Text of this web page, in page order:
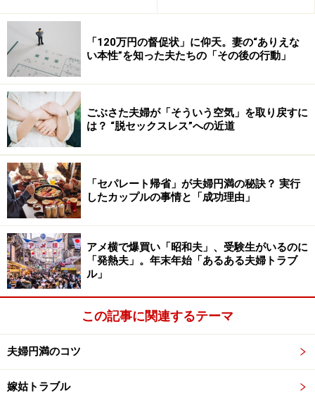
女性の性欲が40代に高まる理由
そもそも、性欲と男性ホルモン（特にテストステロン）
は密接な関係があり、男性ホルモンの分泌が高まると性
欲も高くなります。「オラオラ！ やるでーー！ やったる
でーー！」というヤル気物質なのです（セックスに限ら
ず）。
テストテロンの分泌は、男性においては10代後半でピー
クを迎え、その後はなだらかに下降していきます。男性
が加齢と共に性欲を失っていくのは、男性ホルモンの減
少も一因です。
性欲を司る男性ホルモンは、もちろん女性にも分泌され
ています。女性の場合は、20歳から40歳までテストテロ
ンの分泌が一定だといわれています。従って、20代、30
ロンより多いため、女性ホルモンの働きで、男性ホルモ
ンの働きが相対的に弱まっています。
「120万円の督促状」に仰天。妻の“ありえな
い本性”を知った夫たちの「その後の行動」
ごぶさた夫婦が「そういう空気」を取り戻すに
は？ “脱セックスレス”への近道
「セパレート帰省」が夫婦円満の秘訣？ 実行
したカップルの事情と「成功理由」
アメ横で爆買い「昭和夫」、受験生がいるのに
「発熱夫」。年末年始「あるある夫婦トラブ
ル」
この記事に関連するテーマ
夫婦円満のコツ
嫁姑トラブル